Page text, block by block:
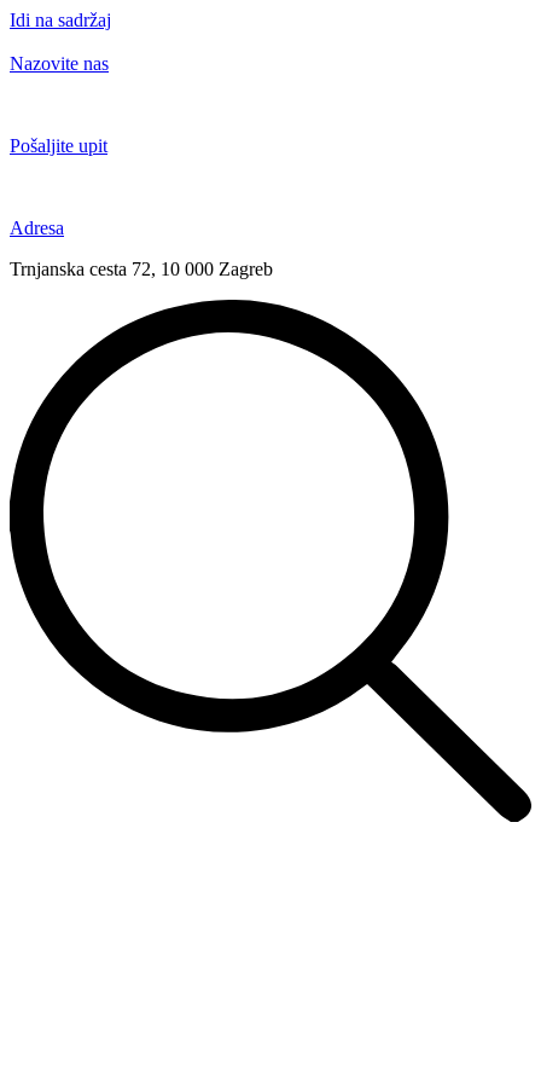
Idi na sadržaj
Nazovite nas
Pošaljite upit
Adresa
Trnjanska cesta 72, 10 000 Zagreb